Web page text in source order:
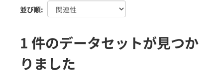
並び順
1 件のデータセットが見つか
りました